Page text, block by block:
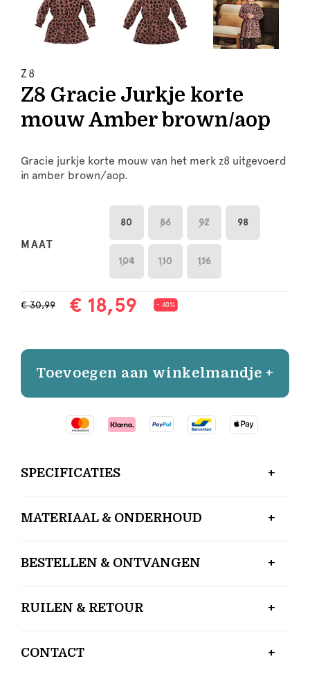
Z8
Z8 Gracie Jurkje korte
mouw Amber brown/aop
Gracie jurkje korte mouw van het merk z8 uitgevoerd
in amber brown/aop.
MAAT
80 86 92 98
104 110 116
€ 30,99 € 18,59 - 40%
Toevoegen aan winkelmandje +
SPECIFICATIES
MATERIAAL & ONDERHOUD
BESTELLEN & ONTVANGEN
RUILEN & RETOUR
CONTACT